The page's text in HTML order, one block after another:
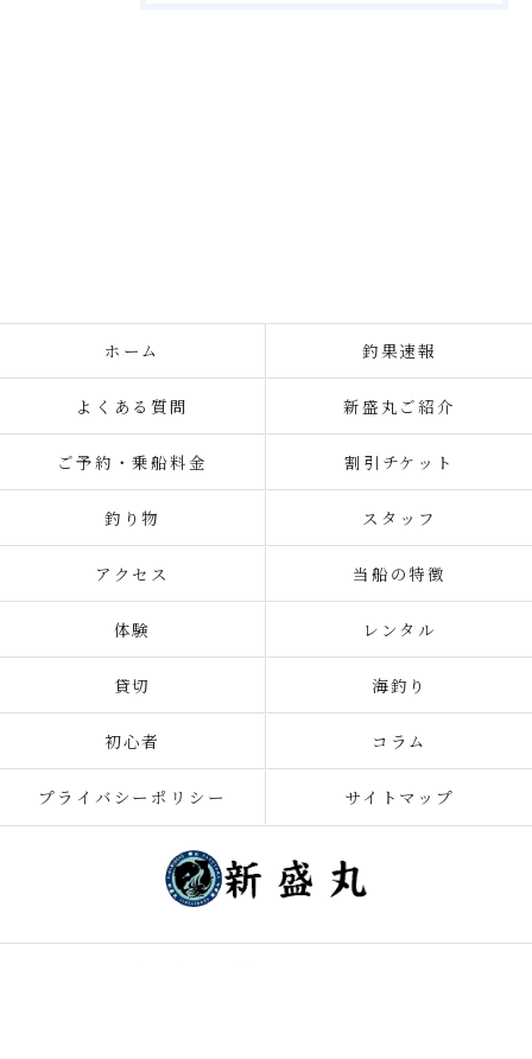
ホーム 釣果速報
よくある質問 新盛丸ご紹介
ご予約・乗船料金 割引チケット
釣り物 スタッフ
アクセス 当船の特徴
体験 レンタル
貸切 海釣り
初心者 コラム
プライバシーポリシー サイトマップ